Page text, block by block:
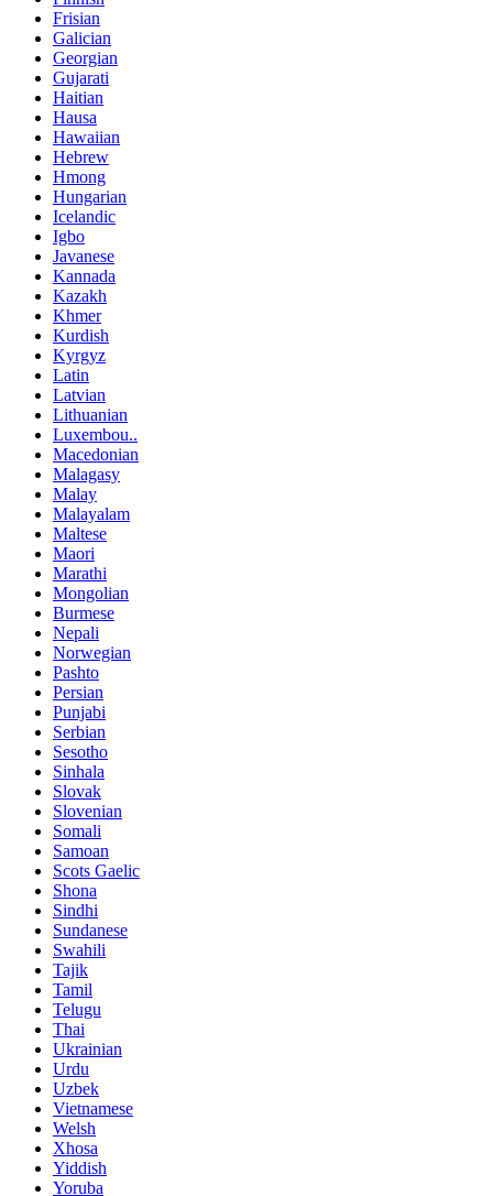
Frisian
Galician
Georgian
Gujarati
Haitian
Hausa
Hawaiian
Hebrew
Hmong
Hungarian
Icelandic
Igbo
Javanese
Kannada
Kazakh
Khmer
Kurdish
Kyrgyz
Latin
Latvian
Lithuanian
Luxembou..
Macedonian
Malagasy
Malay
Malayalam
Maltese
Maori
Marathi
Mongolian
Burmese
Nepali
Norwegian
Pashto
Persian
Punjabi
Serbian
Sesotho
Sinhala
Slovak
Slovenian
Somali
Samoan
Scots Gaelic
Shona
Sindhi
Sundanese
Swahili
Tajik
Tamil
Telugu
Thai
Ukrainian
Urdu
Uzbek
Vietnamese
Welsh
Xhosa
Yiddish
Yoruba